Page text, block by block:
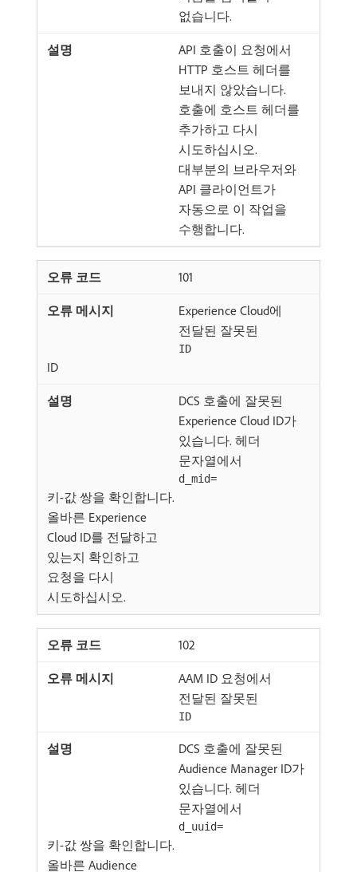
없습니다.
API 호출이 요청에서
HTTP 호스트 헤더를
보내지 않았습니다.
호출에 호스트 헤더를
추가하고 다시
시도하십시오.
대부분의 브라우저와
API 클라이언트가
자동으로 이 작업을
수행합니다.
101
Experience Cloud에
전달된 잘못된
ID
ID
DCS 호출에 잘못된
Experience Cloud ID가
있습니다. 헤더
문자열에서
d_mid=
키-값 쌍을 확인합니다.
올바른 Experience
Cloud ID를 전달하고
있는지 확인하고
요청을 다시
시도하십시오.
102
AAM ID 요청에서
전달된 잘못된
ID
DCS 호출에 잘못된
Audience Manager ID가
있습니다. 헤더
문자열에서
d_uuid=
키-값 쌍을 확인합니다.
올바른 Audience